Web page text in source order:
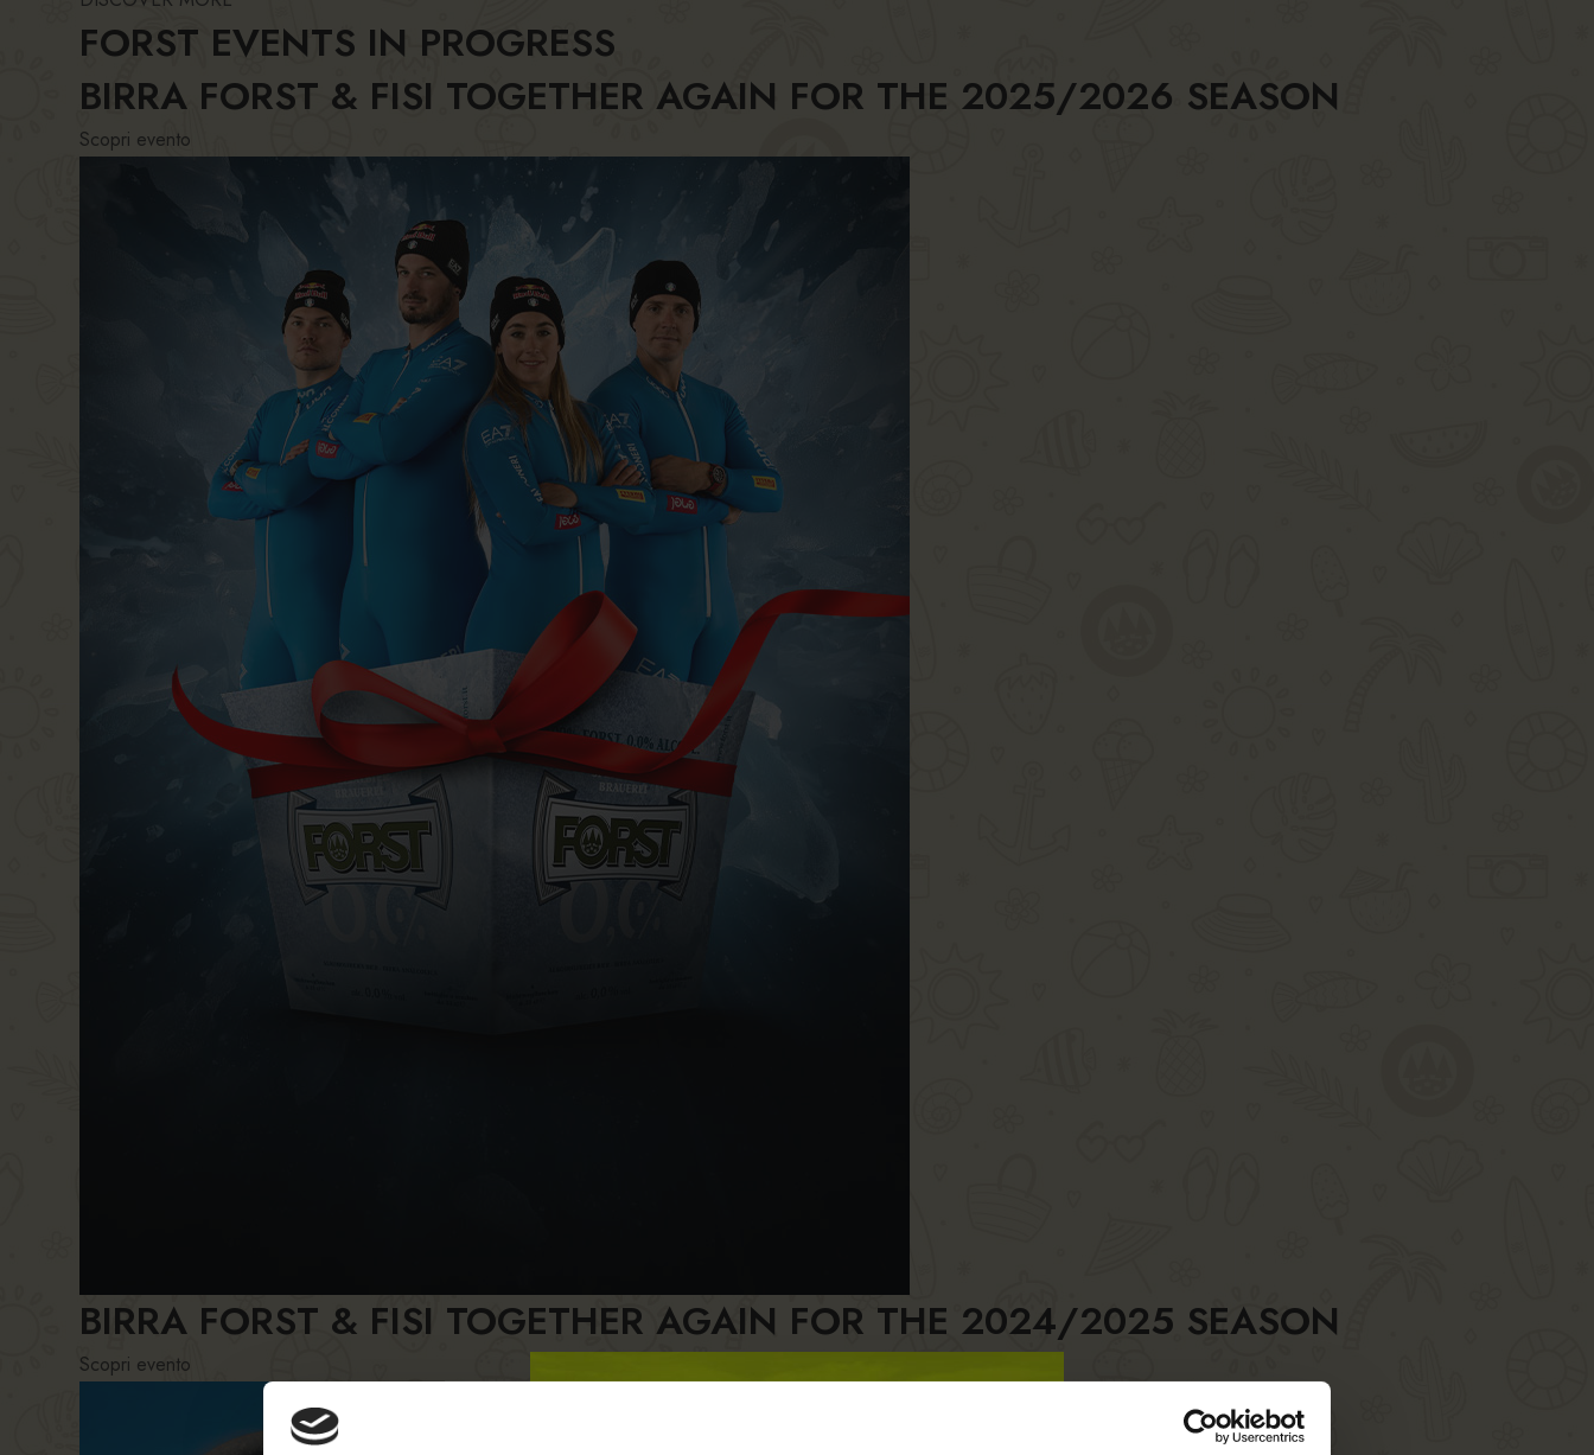
FORST EVENTS IN PROGRESS
BIRRA FORST & FISI TOGETHER AGAIN FOR THE 2025/2026 SEASON
Scopri evento
BIRRA FORST & FISI TOGETHER AGAIN FOR THE 2024/2025 SEASON
Scopri evento